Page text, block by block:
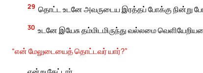
29 தொட்ட உடனே அவருடைய இரத்தப் போக்கு நின்று
30 உடனே இயேசு தம்மிடமிருந்து வல்லமை
“என் மேலுடையைத் தொட்டவர் யார்?”